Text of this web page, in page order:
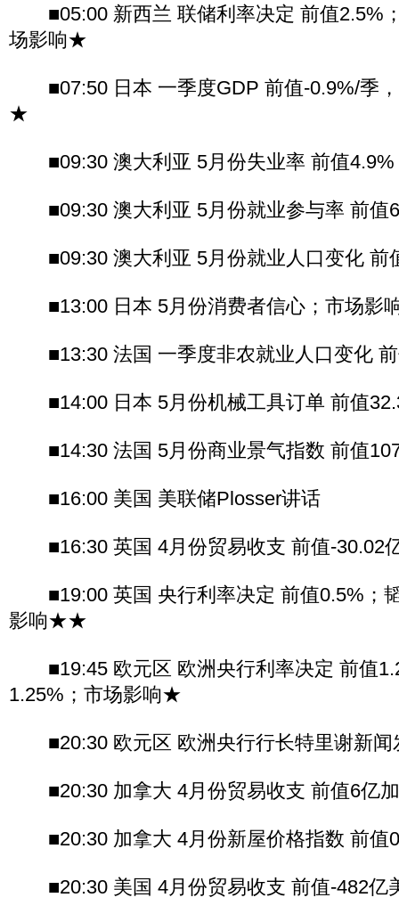
■05:00 新西兰 联储利率决定 前值2.5%
场影响★
■07:50 日本 一季度GDP 前值-0.9%/季，
★
■09:30 澳大利亚 5月份失业率 前值
■09:30 澳大利亚 5月份就业参与率 前值
■09:30 澳大利亚 5月份就业人口变化 前
■13:00 日本 5月份消费者信心；市场影
■13:30 法国 一季度非农就业人口变化 前
■14:00 日本 5月份机械工具订单 前值
■14:30 法国 5月份商业景气指数 前值
■16:00 美国 美联储Plosser讲话
■16:30 英国 4月份贸易收支 前值-30.02
■19:00 英国 央行利率决定 前值0.5%；
影响★★
■19:45 欧元区 欧洲央行利率决定 前值
1.25%；市场影响★
■20:30 欧元区 欧洲央行行长特里谢新闻
■20:30 加拿大 4月份贸易收支 前值6亿
■20:30 加拿大 4月份新屋价格指数 前值
■20:30 美国 4月份贸易收支 前值-482